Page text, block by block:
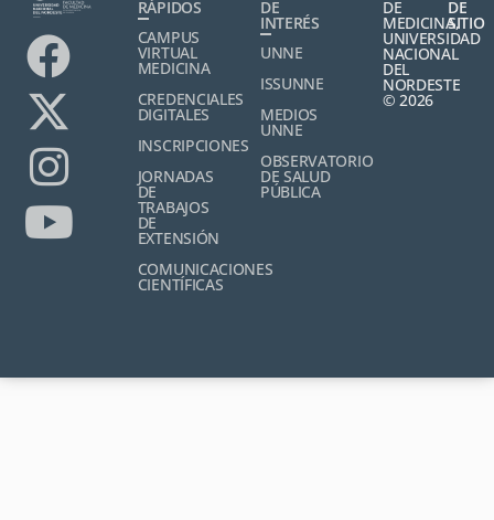
RÁPIDOS
CAMPUS
VIRTUAL
MEDICINA
CREDENCIALES
DIGITALES
INSCRIPCIONES
JORNADAS
DE
TRABAJOS
DE
EXTENSIÓN
COMUNICACIONES
CIENTÍFICAS
DE
INTERÉS
UNNE
ISSUNNE
MEDIOS
UNNE
OBSERVATORIO
DE SALUD
PÚBLICA
DE
MEDICINA,
UNIVERSIDAD
NACIONAL
DEL
NORDESTE
© 2026
DE
SITIO